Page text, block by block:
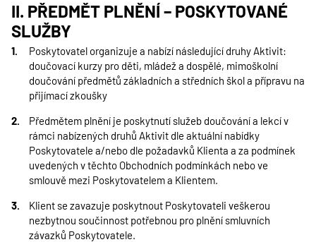
II. PŘEDMĚT PLNĚNÍ – POSKYTOVANÉ
SLUŽBY
Poskytovatel organizuje a nabízí následující druhy Aktivit:
doučovací kurzy pro děti, mládež a dospělé, mimoškolní
doučování předmětů základních a středních škol a přípravu na
přijímací zkoušky
Předmětem plnění je poskytnutí služeb doučování a lekcí v
rámci nabízených druhů Aktivit dle aktuální nabídky
Poskytovatele a/nebo dle požadavků Klienta a za podmínek
uvedených v těchto Obchodních podmínkách nebo ve
smlouvě mezi Poskytovatelem a Klientem.
Klient se zavazuje poskytnout Poskytovateli veškerou
nezbytnou součinnost potřebnou pro plnění smluvních
závazků Poskytovatele.